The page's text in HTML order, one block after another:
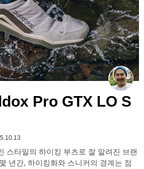
Pro GTX LO S
스타일의 하이킹 부츠로 잘 알려진 브랜
년간, 하이킹화와 스니커의 경계는 점